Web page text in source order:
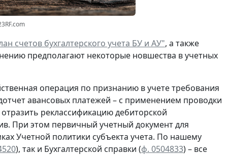
счетов бухгалтерского учета БУ и АУ", а также
предполагают некоторые новшества в учетных
операция по признанию в учететребования
авансовых платежей – с применением проводки
реклассификацию дебиторской
При этом первичный учетный документ для
Учетной политики субъекта учета. По нашему
), так и Бухгалтерской справки (ф. 0504833) – все